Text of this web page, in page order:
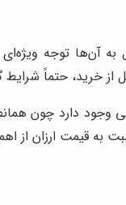
توجه ویژه‌ای
خرید، حتماً شرایط
وجود دارد چون
به قیمت ارزان از